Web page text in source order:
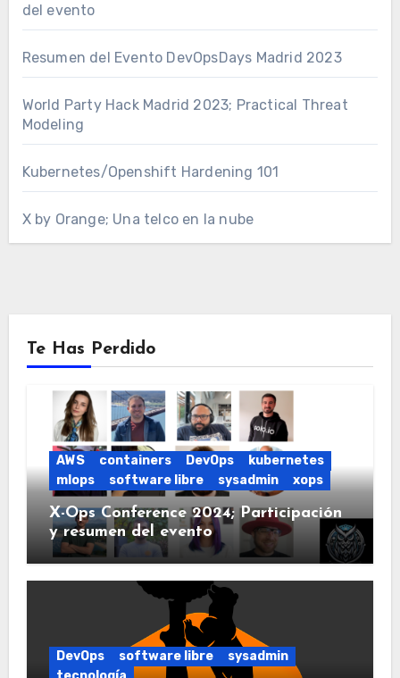
del evento
Resumen del Evento DevOpsDays Madrid 2023
World Party Hack Madrid 2023; Practical Threat
Modeling
Kubernetes/Openshift Hardening 101
X by Orange; Una telco en la nube
Te Has Perdido
AWS containers DevOps
kubernetes
mlops
software libre sysadmin xops
X-Ops Conference 2024; Participación
y resumen del evento
DevOps software libre
sysadmin